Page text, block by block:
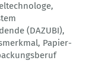
,
(DAZUBI),
, Papier-